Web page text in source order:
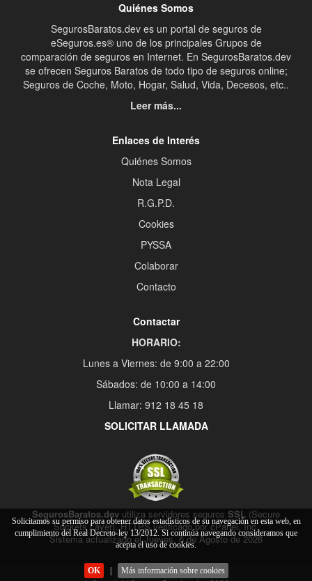
Quiénes Somos
SegurosBaratos.dev es un portal de seguros de
eSeguros.es® uno de los principales Grupos de
comparación de seguros en Internet. En SegurosBaratos.dev
se ofrecen Seguros Baratos de todo tipo de seguros online;
Seguros de Coche, Moto, Hogar, Salud, Vida, Decesos, etc..
Leer más...
Enlaces de Interés
Quiénes Somos
Nota Legal
R.G.P.D.
Cookies
PYSSA
Colaborar
Contacto
Contactar
HORARIO:
Lunes a Viernes: de 9:00 a 22:00
Sábados: de 10:00 a 14:00
Llamar: 912 18 45 18
SOLICITAR LLAMADA
SegurosBaratos.dev utiliza servidores seguros SSL (Secure
Sockets Layer), HTTPS verificado por cPanel, Inc.
Sistema actualizado el Jueves, 6 de Agosto de 2026
Solicitamos su permiso para obtener datos estadísticos de su navegación en esta web, en
cumplimiento del Real Decreto-ley 13/2012. Si continúa navegando consideramos que
acepta el uso de cookies.
OK | Más información sobre cookies